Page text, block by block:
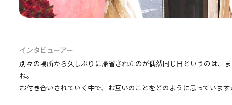
インタビューアー
別々の場所から久しぶりに帰省されたのが偶然同じ日というのは、
ね。
お付き合いされていく中で、お互いのことをどのように思っています